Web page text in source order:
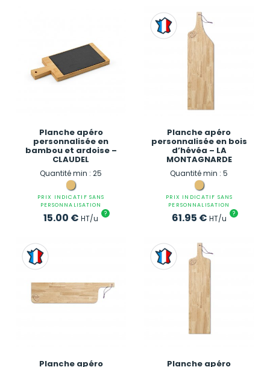
Planche apéro
personnalisée en
bambou et ardoise –
CLAUDEL
Quantité min : 25
PRIX INDICATIF SANS
PERSONNALISATION
15.00 € HT/u ?
Planche apéro
personnalisée en bois
d’hévéa – LA
MONTAGNARDE
Quantité min : 5
PRIX INDICATIF SANS
PERSONNALISATION
61.95 € HT/u ?
Planche apéro Planche apéro